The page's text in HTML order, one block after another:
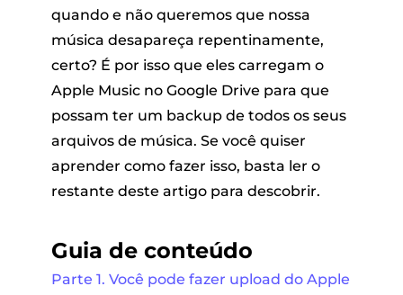
reprodução
quando e não queremos que nossa
música desapareça repentinamente,
certo? É por isso que eles carregam o
Apple Music no Google Drive para que
possam ter um backup de todos os seus
arquivos de música. Se você quiser
aprender como fazer isso, basta ler o
restante deste artigo para descobrir.
Guia de conteúdo
Parte 1. Você pode fazer upload do Apple